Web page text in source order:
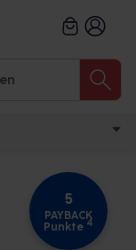
5
PAYBACK
Punkte 4